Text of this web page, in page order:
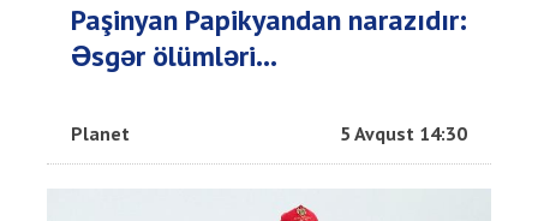
Paşinyan Papikyandan narazıdır:
Əsgər ölümləri...
Planet 5 Avqust 14:30